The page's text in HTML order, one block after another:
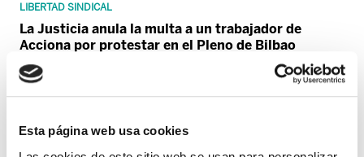
Esta página web usa cookies
LIBERTAD SINDICAL
La Justicia anula la multa a un trabajador de
Acciona por protestar en el Pleno de Bilbao